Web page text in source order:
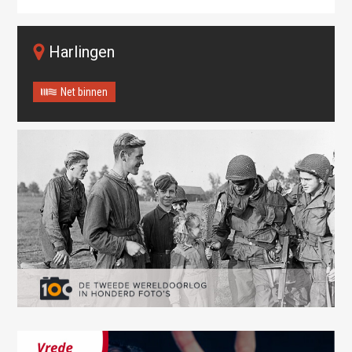
Harlingen
Net binnen